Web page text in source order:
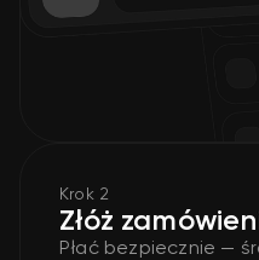
Krok 2
Złóż
Płać bezpiecznie —